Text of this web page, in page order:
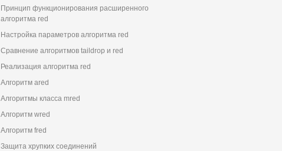
Принцип функционирования расширенного
алгоритма red
Настройка параметров алгоритма red
Сравнение алгоритмов taildrop и red
Реализация алгоритма red
Алгоритм ared
Алгоритмы класса mred
Алгоритм wred
Алгоритм fred
Защита хрупких соединений